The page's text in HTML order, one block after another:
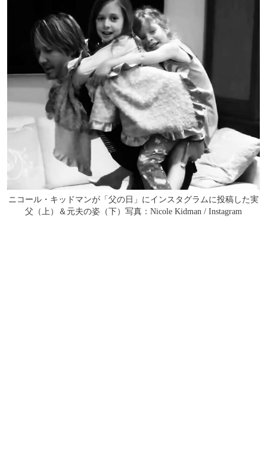
ニコール・キッドマンが「父の日」にインスタグラムに投稿した実
父（上）＆元夫の姿（下）写真：Nicole Kidman / Instagram